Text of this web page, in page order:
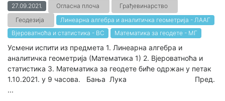
27.09.2021. Огласна плоча
Грађевинарство
Геодезија
Линеарна алгебра и аналитичка геометрија - ЛААГ
Вјероватноћа и статистика - ВС
Математика за геодете - МГ
Усмени испити из предмета 1. Линеарна алгебра и
аналитичка геометрија (Математика 1) 2. Вјероватноћа и
статистика 3. Математика за геодете биће одржан у петак
1.10.2021. у 9 часова. Бања Лука Пред.
...